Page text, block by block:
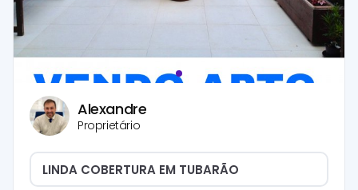
Alexandre
Proprietário
LINDA COBERTURA EM TUBARÃO